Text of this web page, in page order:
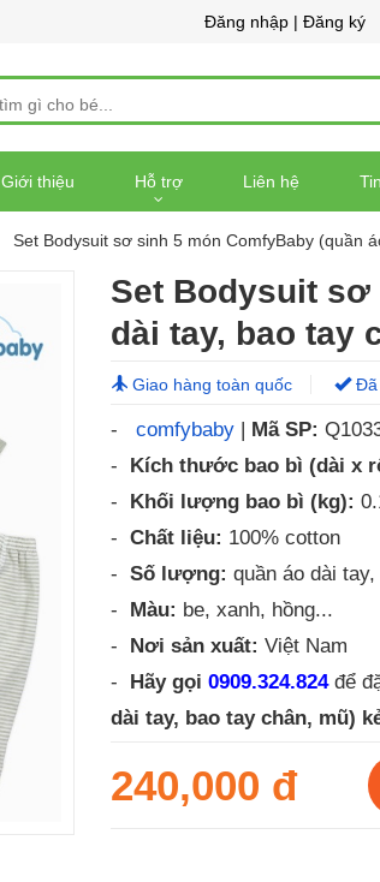
Đăng nhập | Đăng ký
Giới thiệu Hỗ trợ Liên hệ
Set Bodysuit sơ sinh 5 món ComfyBaby (quần
Set Bodysuit sơ
dài tay, bao tay
Giao hàng toàn quốc Đã
- comfybaby | Mã SP:
- Kích thước bao bì (dài x
- Khối lượng bao bì (kg):
- Chất liệu: 100% cotton
- Số lượng: quần áo dài
- Màu: be, xanh, hồng...
- Nơi sản xuất: Việt Nam
- Hãy gọi 0909.324.824để
dài tay, bao tay chân, mũ)
240,000 đ